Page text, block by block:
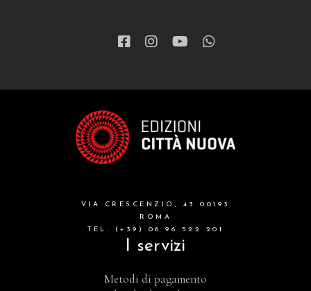
VIA CRESCENZIO, 43 00193
ROMA
TEL. (+39) 06 96 522 201
I servizi
Metodi di pagamento